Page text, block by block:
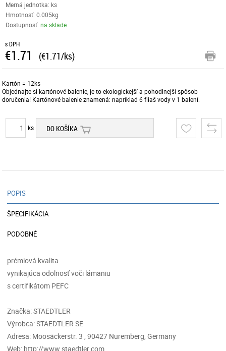
Merná jednotka: ks
Hmotnosť: 0.005kg
Dostupnosť:na sklade
s DPH
€1.71 (€1.71/ks)
Kartón = 12ks
Objednajte si kartónové balenie, je to ekologickejší a pohodlnejší spôsob
doručenia! Kartónové balenie znamená: napríklad 6 fliaš vody v 1 balení.
ks DO KOŠÍKA
POPIS
ŠPECIFIKÁCIA
PODOBNÉ
prémiová kvalita
vynikajúca odolnosť voči lámaniu
s certifikátom PEFC
Značka: STAEDTLER
Výrobca: STAEDTLER SE
Adresa: Moosäckerstr. 3 , 90427 Nuremberg, Germany
Web: http://www.staedtler.com